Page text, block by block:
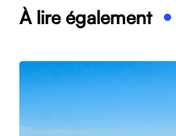
À lire également